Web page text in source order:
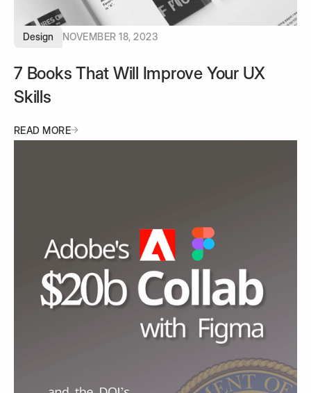
Design NOVEMBER 18, 2023
7 Books That Will Improve Your UX
Skills
READ MORE